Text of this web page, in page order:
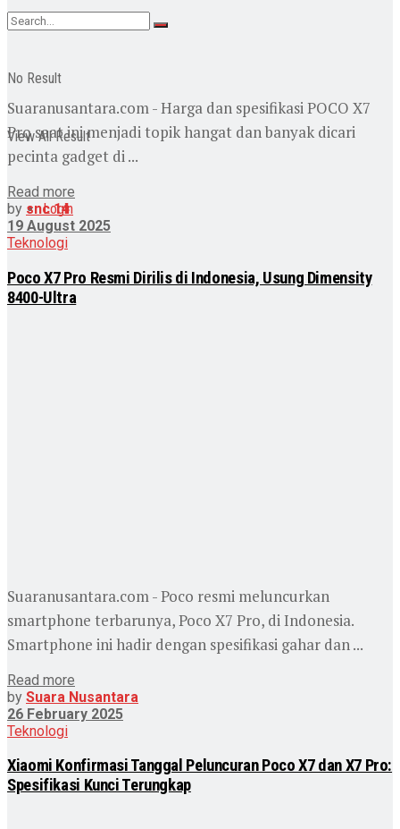
No Result
View All Result
Login
Suaranusantara.com - Harga dan spesifikasi POCO X7
Pro saat ini menjadi topik hangat dan banyak dicari
pecinta gadget di ...
Read more
by snc 14
19 August 2025
Teknologi
Poco X7 Pro Resmi Dirilis di Indonesia, Usung Dimensity
8400-Ultra
Suaranusantara.com - Poco resmi meluncurkan
smartphone terbarunya, Poco X7 Pro, di Indonesia.
Smartphone ini hadir dengan spesifikasi gahar dan ...
Read more
by Suara Nusantara
26 February 2025
Teknologi
Xiaomi Konfirmasi Tanggal Peluncuran Poco X7 dan X7 Pro:
Spesifikasi Kunci Terungkap